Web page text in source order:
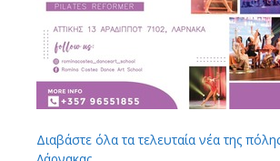
Διαβάστε όλα τα τελευταία νέα της